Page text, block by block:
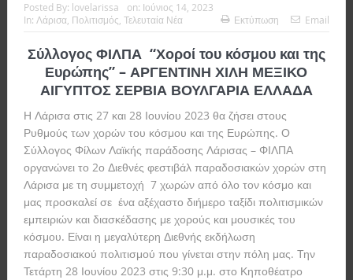
Posted By: lovelarissa on: Ιούνιος 14, 2023
In: Λάρισα, Πολιτισμός, Τελευταία Νέα Εκτύπωση Email
Σύλλογος ΦΙΛΠΑ “Χοροί του κόσμου και της
Ευρώπης” – ΑΡΓΕΝΤΙΝΗ ΧΙΛΗ ΜΕΞΙΚΟ
ΑΙΓΥΠΤΟΣ ΣΕΡΒΙΑ ΒΟΥΛΓΑΡΙΑ ΕΛΛΑΔΑ
Η Λάρισα στις 27 και 28 Ιουνίου 2023 θα ζήσει στους
Ρυθμούς των χορών του κόσμου και της Ευρώπης. Ο
Σύλλογος Φίλων Λαϊκής παράδοσης Λάρισας – ΦΙΛΠΑ
οργανώνει το 2ο Διεθνές φεστιβάλ παραδοσιακών χορών στη
Λάρισα με τη συμμετοχή 7 χωρών από όλο τον κόσμο και
μας προσκαλεί σε ένα αξέχαστο διήμερο ταξίδι πολιτισμικών
εμπειριών και διασκέδασης με χορούς και μουσικές του
κόσμου. Είναι η μεγαλύτερη Διεθνής εκδήλωση
παραδοσιακού πολιτισμού που γίνεται στην πόλη μας. Την
Τετάρτη 28 Ιουνίου 2023 στις 9:30 μ.μ. στο Κηποθέατρο